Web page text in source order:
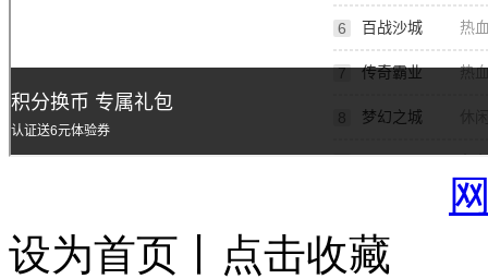
设为首页丨点击收藏